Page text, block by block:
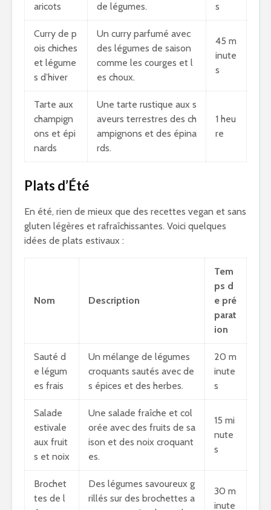
aricots
de légumes.
s
Curry de p
ois chiches
et légume
s d’hiver
Un curry parfumé avec
des légumes de saison
comme les courges et l
es choux.
45 m
inute
s
Tarte aux
champign
ons et épi
nards
Une tarte rustique aux s
aveurs terrestres des ch
ampignons et des épina
rds.
1 heu
re
Plats d’Été
En été, rien de mieux que des recettes vegan et sans
gluten légères et rafraîchissantes. Voici quelques
idées de plats estivaux :
Nom Description
Tem
ps d
e pré
parat
ion
Sauté d
e légum
es frais
Un mélange de légumes
croquants sautés avec de
s épices et des herbes.
20 m
inute
s
Salade
estivale
aux fruit
s et noix
Une salade fraîche et col
orée avec des fruits de sa
ison et des noix croquant
es.
15 mi
nute
s
Brochet
tes de l
Des légumes savoureux g
rillés sur des brochettes a
30 m
inute